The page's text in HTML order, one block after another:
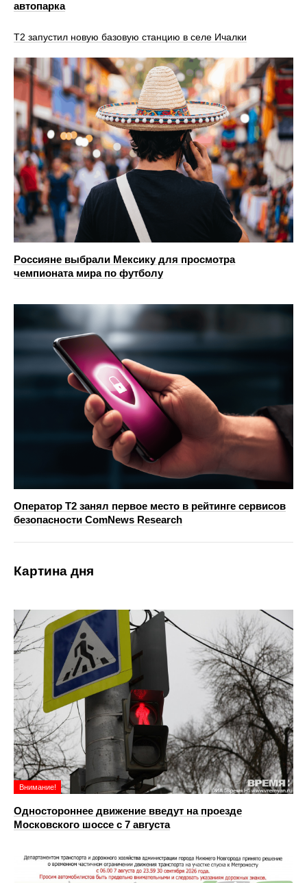
автопарка
Т2 запустил новую базовую станцию в селе Ичалки
Россияне выбрали Мексику для просмотра
чемпионата мира по футболу
Оператор T2 занял первое место в рейтинге сервисов
безопасности ComNews Research
Картина дня
Внимание!
Одностороннее движение введут на проезде
Московского шоссе с 7 августа